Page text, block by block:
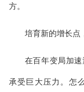
方。
培育新的增长点
在百年变局加
承受巨大压力。怎